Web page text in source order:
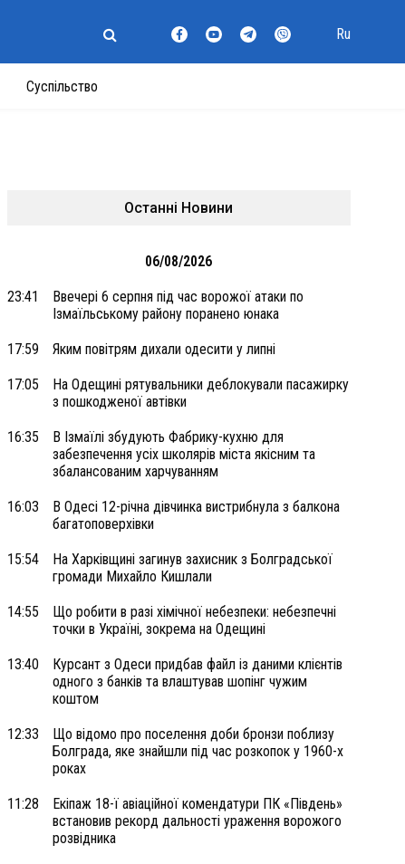
Суспільство
Ru
Останні Новини
06/08/2026
23:41
Ввечері 6 серпня під час ворожої атаки по
Ізмаїльському району поранено юнака
17:59 Яким повітрям дихали одесити у липні
17:05
На Одещині рятувальники деблокували пасажирку
з пошкодженої автівки
16:35
В Ізмаїлі збудують Фабрику-кухню для
забезпечення усіх школярів міста якісним та
збалансованим харчуванням
16:03
В Одесі 12-річна дівчинка вистрибнула з балкона
багатоповерхівки
15:54
На Харківщині загинув захисник з Болградської
громади Михайло Кишлали
14:55
Що робити в разі хімічної небезпеки: небезпечні
точки в Україні, зокрема на Одещині
13:40
Курсант з Одеси придбав файл із даними клієнтів
одного з банків та влаштував шопінг чужим
коштом
12:33
Що відомо про поселення доби бронзи поблизу
Болграда, яке знайшли під час розкопок у 1960-х
роках
11:28
Екіпаж 18-ї авіаційної комендатури ПК «Південь»
встановив рекорд дальності ураження ворожого
розвідника